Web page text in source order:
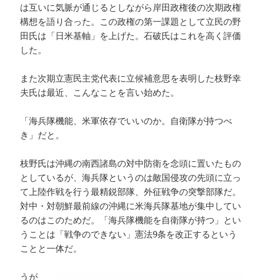
は互いに気脈が通じるとしながら岸田政権後の次期政権
構想を語り合った。この政権の第一課題として立民の野
田氏は「日米基軸」を上げた。石破氏はこれを高く評価
した。
また次期立憲民主党代表に立候補意思を表明した枝野幸
夫氏は最近、こんなことを言い始めた。
「海兵隊機能、米軍依存でいいのか。自衛隊が持つべ
き」だと。
枝野氏は沖縄の南西諸島の対中防衛を念頭に置いたもの
としているが、海兵隊というのは敵国侵攻の先頭に立っ
て上陸作戦を行う最精鋭部隊、外征戦争の突撃部隊だ。
対中・対朝鮮最前線の沖縄に米海兵隊基地が集中してい
るのはこのためだ。「海兵隊機能を自衛隊が持つ」とい
うことは「戦争のできない」憲法9条を改正するという
ことと一体だ。
うが